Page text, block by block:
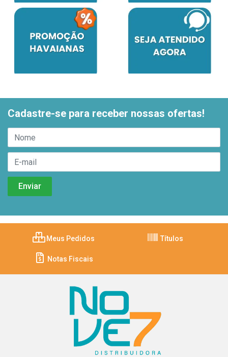
Cadastre-se para receber nossas ofertas!
Meus Pedidos Títulos
Notas Fiscais